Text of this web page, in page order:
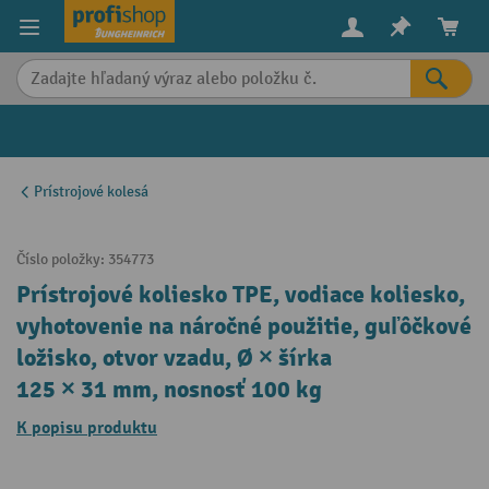
content
Prístrojové kolesá
Číslo položky: 354773
Prístrojové koliesko TPE, vodiace koliesko,
vyhotovenie na náročné použitie, guľôčkové
ložisko, otvor vzadu, Ø × šírka
125 × 31 mm, nosnosť 100 kg
K popisu produktu